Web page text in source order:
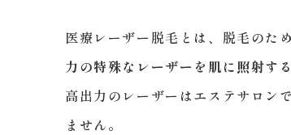
医療レーザー脱毛とは、脱毛のため
力の特殊なレーザーを肌に照射す
高出力のレーザーはエステサロン
ません。